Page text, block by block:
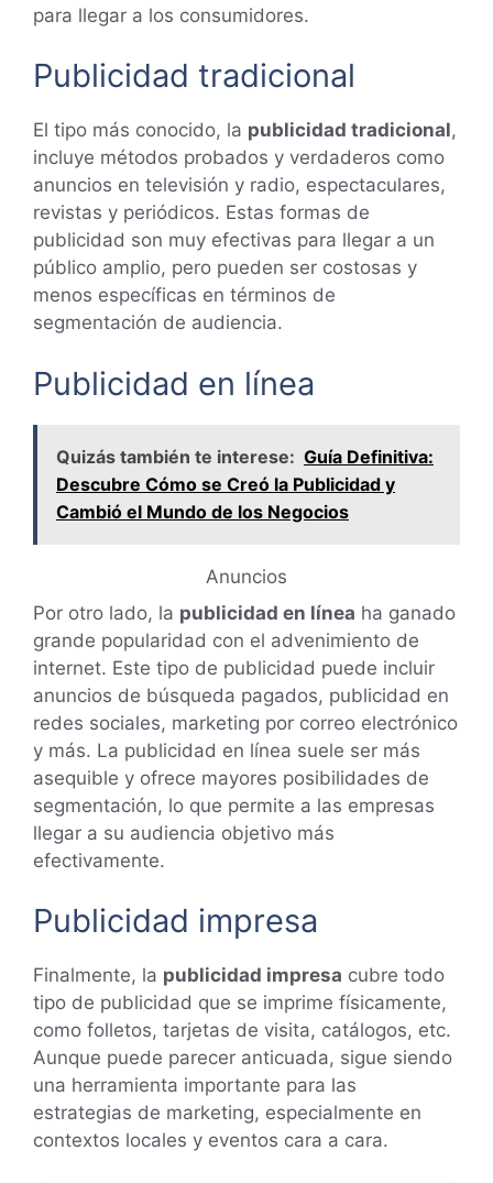
para llegar a los consumidores.
Publicidad tradicional
El tipo más conocido, la publicidad tradicional,
incluye métodos probados y verdaderos como
anuncios en televisión y radio, espectaculares,
revistas y periódicos. Estas formas de
publicidad son muy efectivas para llegar a un
público amplio, pero pueden ser costosas y
menos específicas en términos de
segmentación de audiencia.
Publicidad en línea
Quizás también te interese: Guía Definitiva:
Descubre Cómo se Creó la Publicidad y
Cambió el Mundo de los Negocios
Anuncios
Por otro lado, la publicidad en línea ha ganado
grande popularidad con el advenimiento de
internet. Este tipo de publicidad puede incluir
anuncios de búsqueda pagados, publicidad en
redes sociales, marketing por correo electrónico
y más. La publicidad en línea suele ser más
asequible y ofrece mayores posibilidades de
segmentación, lo que permite a las empresas
llegar a su audiencia objetivo más
efectivamente.
Publicidad impresa
Finalmente, la publicidad impresa cubre todo
tipo de publicidad que se imprime físicamente,
como folletos, tarjetas de visita, catálogos, etc.
Aunque puede parecer anticuada, sigue siendo
una herramienta importante para las
estrategias de marketing, especialmente en
contextos locales y eventos cara a cara.